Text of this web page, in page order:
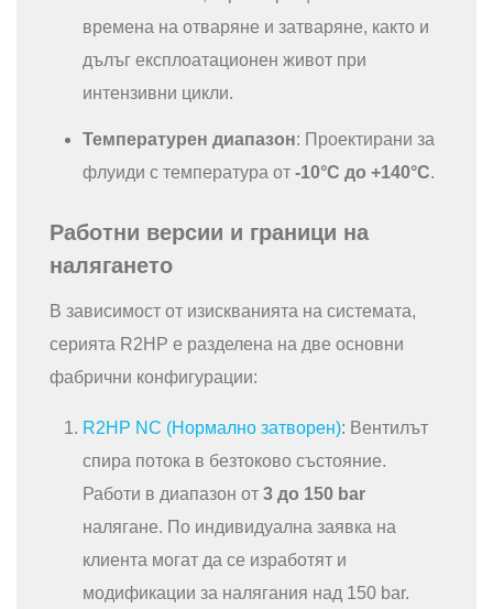
времена на отваряне и затваряне, както и
дълъг експлоатационен живот при
интензивни цикли.
Температурен диапазон: Проектирани за
флуиди с температура от -10°C до +140°C.
Работни версии и граници на
налягането
В зависимост от изискванията на системата,
серията R2HP е разделена на две основни
фабрични конфигурации:
R2HP NC (Нормално затворен): Вентилът
спира потока в безтоково състояние.
Работи в диапазон от 3 до 150 bar
налягане. По индивидуална заявка на
клиента могат да се изработят и
модификации за налягания над 150 bar.